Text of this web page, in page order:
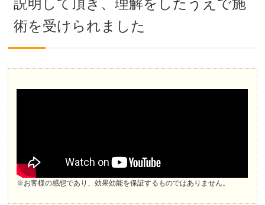
説明して頂き、理解をしたうえで施
術を受けられました
※お客様の感想であり、効果効能を保証するものではありません。